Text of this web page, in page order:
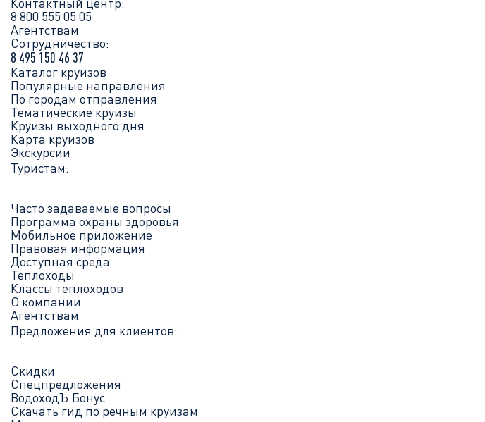
8 800 555 05 05
Агентствам
Сотрудничество:
8 495 150 46 37
Каталог круизов
Популярные направления
По городам отправления
Тематические круизы
Круизы выходного дня
Карта круизов
Экскурсии
Туристам:
Часто задаваемые вопросы
Программа охраны здоровья
Мобильное приложение
Правовая информация
Доступная среда
Теплоходы
Классы теплоходов
О компании
Агентствам
Предложения для клиентов:
Скидки
Спецпредложения
ВодоходЪ.Бонус
Скачать гид по речным круизам